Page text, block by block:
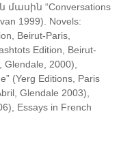
“Conversations
1999). Novels:
Beirut-Paris,
Edition, Beirut-
2000),
(Yerg Editions, Paris
Glendale 2003),
Essays in French